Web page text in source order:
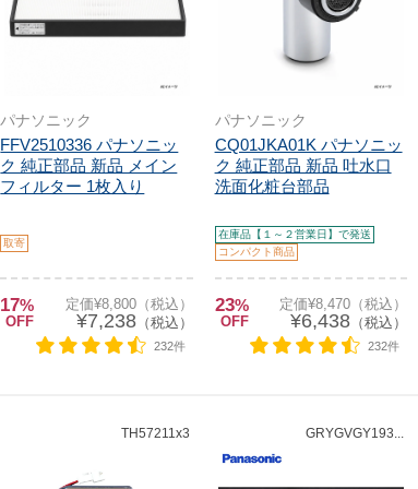
パナソニック
FFV2510336 パナソニッ
ク 純正部品 新品 メイン
フィルター 1枚入り
取寄
17%
OFF
定価¥8,800（税込）
¥7,238（税込）
232件
パナソニック
CQ01JKA01K パナソニッ
ク 純正部品 新品 吐水口
洗面化粧台部品
在庫品【１～２営業日】で発送
コンパクト商品
23%
OFF
定価¥8,470（税込）
¥6,438 （税込）
232件
TH57211x3 GRYGVGY193...